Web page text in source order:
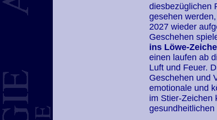
diesbezüglichen
gesehen
2027 wieder
Geschehen
ins Löwe-
einen laufen ab
Luft und Feuer.
Geschehen und
emotionale und
im Stier-Zeichen